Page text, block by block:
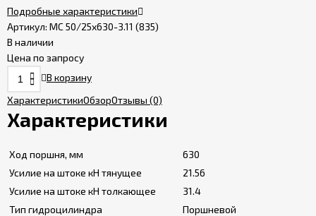
Подробные характеристики
Артикул: МС 50/25х630-3.11 (835)
В наличии
Цена по запросу
В корзину
ХарактеристикиОбзорОтзывы (0)
Характеристики
Ход поршня, мм
630
Усилие на штоке кН тянущее
21.56
Усилие на штоке кН толкающее
31.4
Тип гидроцилиндра
Поршневой